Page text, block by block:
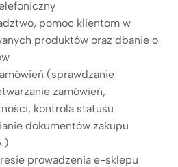
pomoc klientom w
produktów oraz dbanie o
(sprawdzanie
zamówień,
kontrola statusu
dokumentów zakupu
prowadzenia e-sklepu